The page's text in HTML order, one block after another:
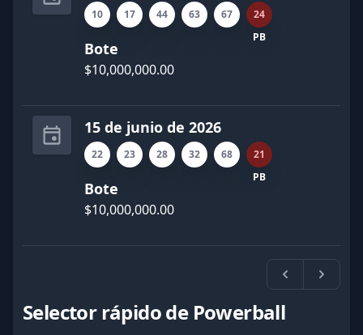
10 17 44 63
67
PB
24
Bote
$10,000,000.00
15 de junio de 2026
22 23 28 32
68
PB
21
Bote
$10,000,000.00
Previa
Selector rápido de Powerball